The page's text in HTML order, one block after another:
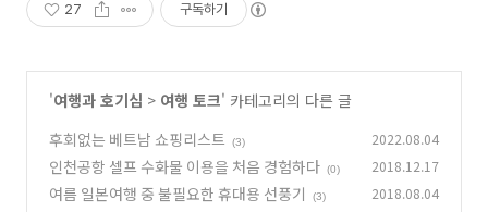
27 구독하기
'여행과 호기심 > 여행 토크' 카테고리의 다른 글
후회없는 베트남 쇼핑리스트
(3) 2022.08.04
인천공항 셀프 수화물 이용을 처음 경험하다 (0) 2018.12.17
여름 일본여행 중 불필요한 휴대용 선풍기 (3) 2018.08.04